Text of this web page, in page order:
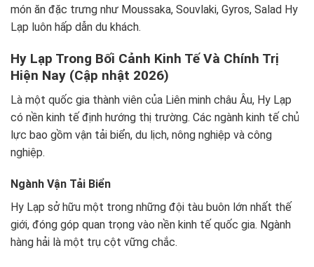
món ăn đặc trưng như Moussaka, Souvlaki, Gyros, Salad Hy
Lạp luôn hấp dẫn du khách.
Hy Lạp Trong Bối Cảnh Kinh Tế Và Chính Trị
Hiện Nay (Cập nhật 2026)
Là một quốc gia thành viên của Liên minh châu Âu, Hy Lạp
có nền kinh tế định hướng thị trường. Các ngành kinh tế chủ
lực bao gồm vận tải biển, du lịch, nông nghiệp và công
nghiệp.
Ngành Vận Tải Biển
Hy Lạp sở hữu một trong những đội tàu buôn lớn nhất thế
giới, đóng góp quan trọng vào nền kinh tế quốc gia. Ngành
hàng hải là một trụ cột vững chắc.